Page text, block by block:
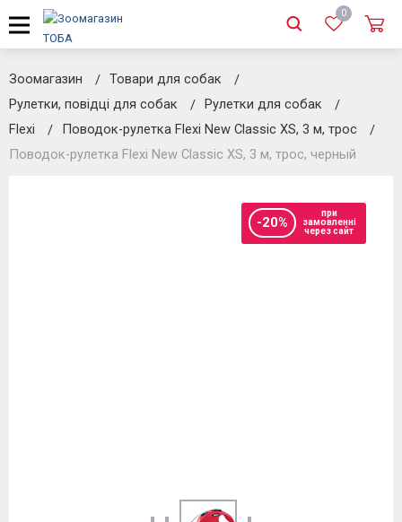
0
Зоомагазин
Товари для собак
Рулетки, повідці для собак
Рулетки для собак
Flexi
Поводок-рулетка Flexi New Classic XS, 3 м, трос
Поводок-рулетка Flexi New Classic XS, 3 м, трос, черный
-20%
при
замовленні
через сайт